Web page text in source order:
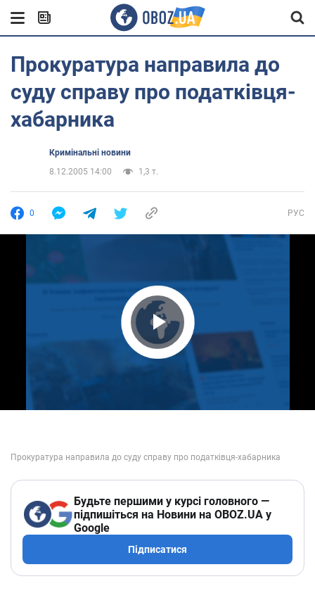
Прокуратура направила до
суду справу про податківця-
хабарника
Кримінальні новини
8.12.2005 14:00
1,3 т.
0 РУС
Play Video
Будьте першими у курсі головного —
підпишіться на Новини на OBOZ.UA у
Google
Підписатися